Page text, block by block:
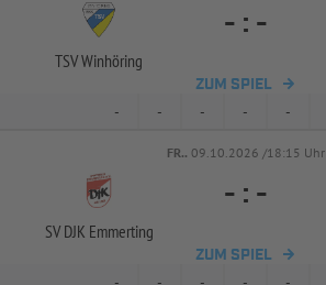
TSV Winhöring
- : -
ZUM SPIEL
- - - - -
FR.. 09.10.2026 /18:15 Uhr
SV DJK Emmerting
- : -
ZUM SPIEL